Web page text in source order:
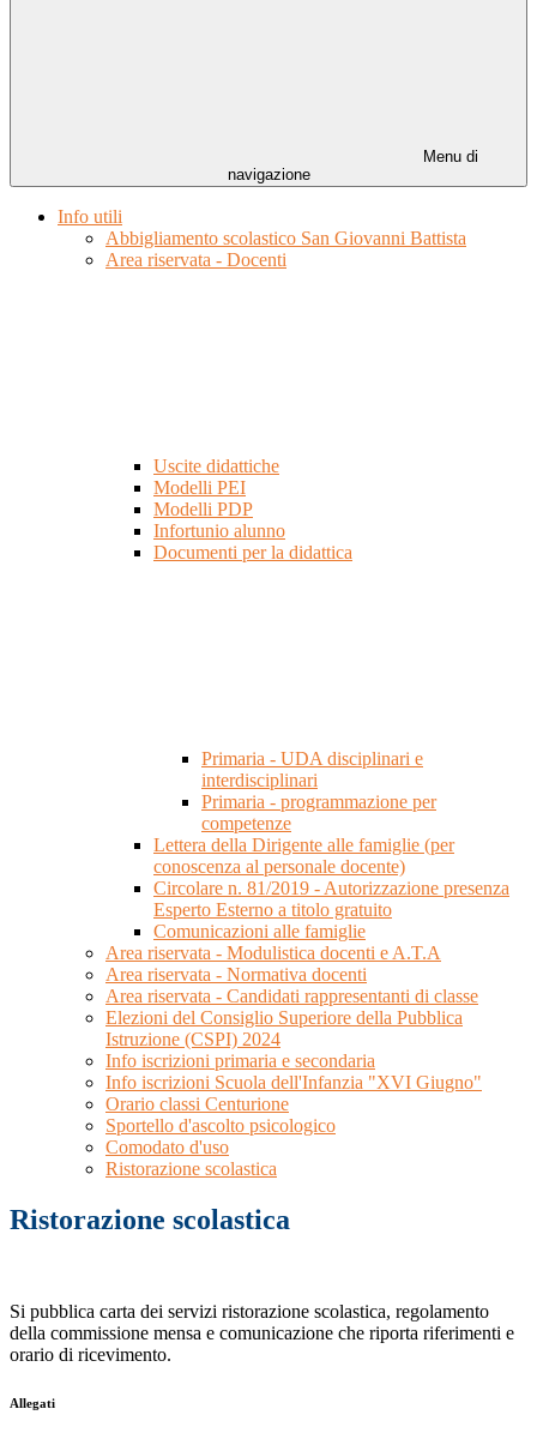
Menu di
navigazione
Info utili
Abbigliamento scolastico San Giovanni Battista
Area riservata - Docenti
Uscite didattiche
Modelli PEI
Modelli PDP
Infortunio alunno
Documenti per la didattica
Primaria - UDA disciplinari e
interdisciplinari
Primaria - programmazione per
competenze
Lettera della Dirigente alle famiglie (per
conoscenza al personale docente)
Circolare n. 81/2019 - Autorizzazione presenza
Esperto Esterno a titolo gratuito
Comunicazioni alle famiglie
Area riservata - Modulistica docenti e A.T.A
Area riservata - Normativa docenti
Area riservata - Candidati rappresentanti di classe
Elezioni del Consiglio Superiore della Pubblica
Istruzione (CSPI) 2024
Info iscrizioni primaria e secondaria
Info iscrizioni Scuola dell'Infanzia "XVI Giugno"
Orario classi Centurione
Sportello d'ascolto psicologico
Comodato d'uso
Ristorazione scolastica
Ristorazione scolastica
Si pubblica carta dei servizi ristorazione scolastica, regolamento
della commissione mensa e comunicazione che riporta riferimenti e
orario di ricevimento.
Allegati